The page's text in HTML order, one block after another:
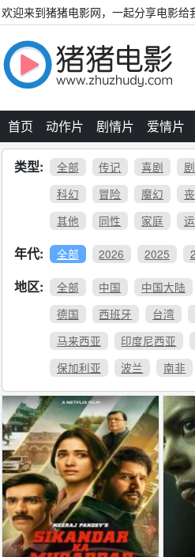
欢迎来到猪猪电影网，一起分享电影给
首页 动作片 剧情片 爱情片
类型: 全部 传记 喜剧
科幻
冒险 魔幻
其他
同性 家庭
年代: 全部 2026 2025
地区: 全部 中国 中国大陆
德国
西班牙 台湾
马来西亚
印度尼西亚
保加利亚
波兰 南非